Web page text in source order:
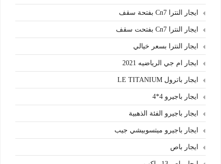
ايجار النترا Cn7 بفتحة سقف
ايجار النترا Cn7 بفتحت سقف
ايجار النترا بسعر خيالي
ايجار ام جي الرياضيه 2021
ايجار باترول LE TITANIUM
ايجار باجيرو 4*4
ايجار باجيرو الفئة الذهبية
ايجار باجيرو ميتسوبيشي جيب
ايجار باص